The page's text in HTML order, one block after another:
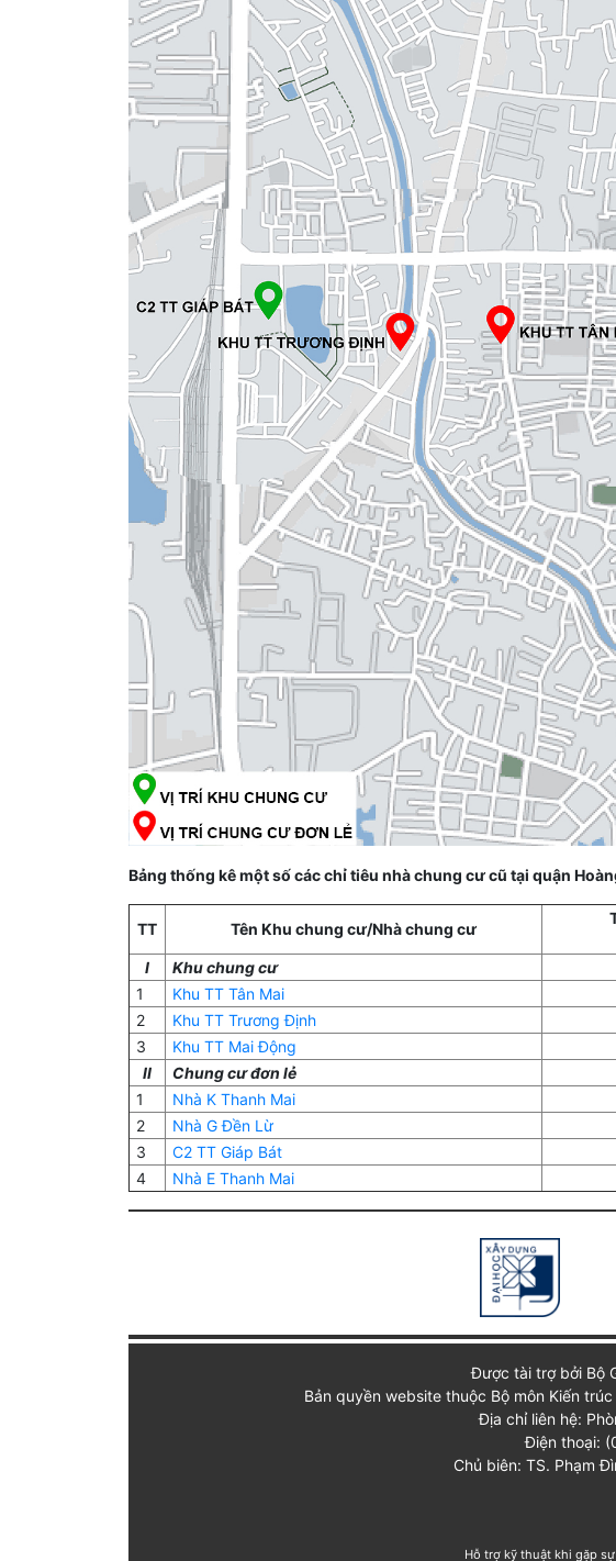
Bảng thống kê một số các chỉ tiêu nhà chung cư cũ tại quận
TT Tên Khu chung cư/Nhà chung cư
I
Khu chung cư
1
Khu TT Tân Mai
2
Khu TT Trương Định
3
Khu TT Mai Động
II
Chung cư đơn lẻ
1
Nhà K Thanh Mai
2
Nhà G Đền Lừ
3
C2 TT Giáp Bát
4
Nhà E Thanh Mai
Được tài trợ bởi Bộ
Bản quyền website thuộc Bộ môn Kiến
Địa chỉ liên hệ:
Điện thoại:
Chủ biên: TS. Phạm
Hỗ trợ kỹ thuật khi gặp